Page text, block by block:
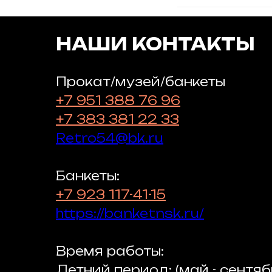
НАШИ КОНТАКТЫ
Прокат/музей/банкеты
+7 951 388 76 96
+7 383 381 22 33
Retro54@bk.ru
Банкеты:
+7 923 117-41-15
https://banketnsk.ru/
Время работы: